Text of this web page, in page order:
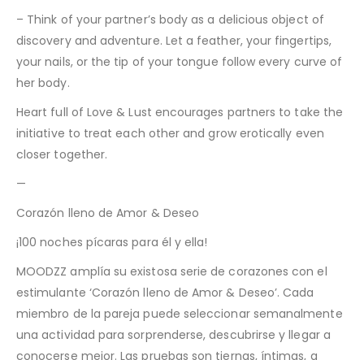
– Think of your partner’s body as a delicious object of
discovery and adventure. Let a feather, your fingertips,
your nails, or the tip of your tongue follow every curve of
her body.
Heart full of Love & Lust encourages partners to take the
initiative to treat each other and grow erotically even
closer together.
—
Corazón lleno de Amor & Deseo
¡100 noches pícaras para él y ella!
MOODZZ amplía su existosa serie de corazones con el
estimulante ‘Corazón lleno de Amor & Deseo’. Cada
miembro de la pareja puede seleccionar semanalmente
una actividad para sorprenderse, descubrirse y llegar a
conocerse mejor. Las pruebas son tiernas, íntimas, a